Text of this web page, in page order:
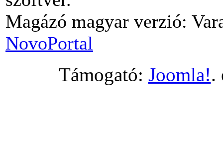
Magázó magyar verzió:
NovoPortal
Támogató: Joomla!.